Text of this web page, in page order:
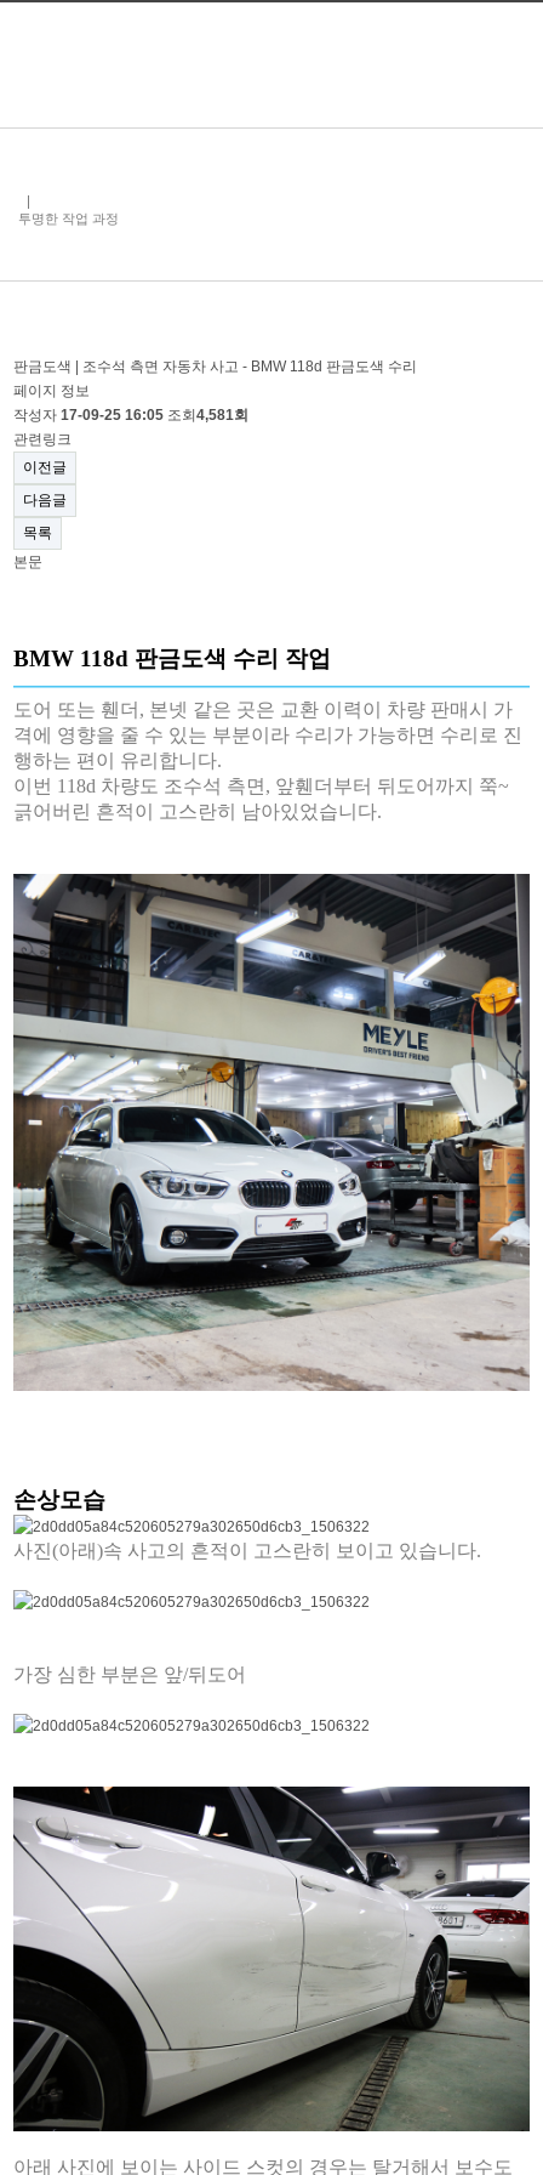
투명한 작업 과정
판금도색 | 조수석 측면 자동차 사고 - BMW 118d 판금도색 수리
페이지 정보
작성자17-09-25 16:05 조회4,581회
관련링크
이전글
다음글
목록
본문
BMW 118d 판금도색 수리 작업
도어 또는 휀더, 본넷 같은 곳은 교환 이력이 차량 판매시 가
격에 영향을 줄 수 있는 부분이라 수리가 가능하면 수리로 진
행하는 편이 유리합니다.
이번 118d 차량도 조수석 측면, 앞휀더부터 뒤도어까지 쭉~
긁어버린 흔적이 고스란히 남아있었습니다.
손상모습
사진(아래)속 사고의 흔적이 고스란히 보이고 있습니다.
가장 심한 부분은 앞/뒤도어
아래 사진에 보이는 사이드 스컷의 경우는 탈거해서 보수도